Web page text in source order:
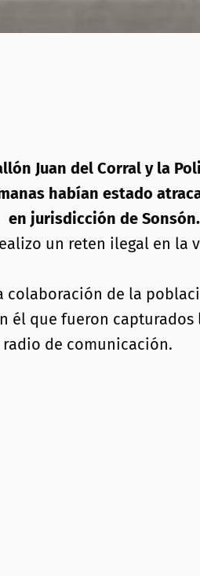
Juan del Corral y la
habían estado
en jurisdicción de Sonsón.
un reten ilegal en la
de la
él que fueron capturados
de comunicación.